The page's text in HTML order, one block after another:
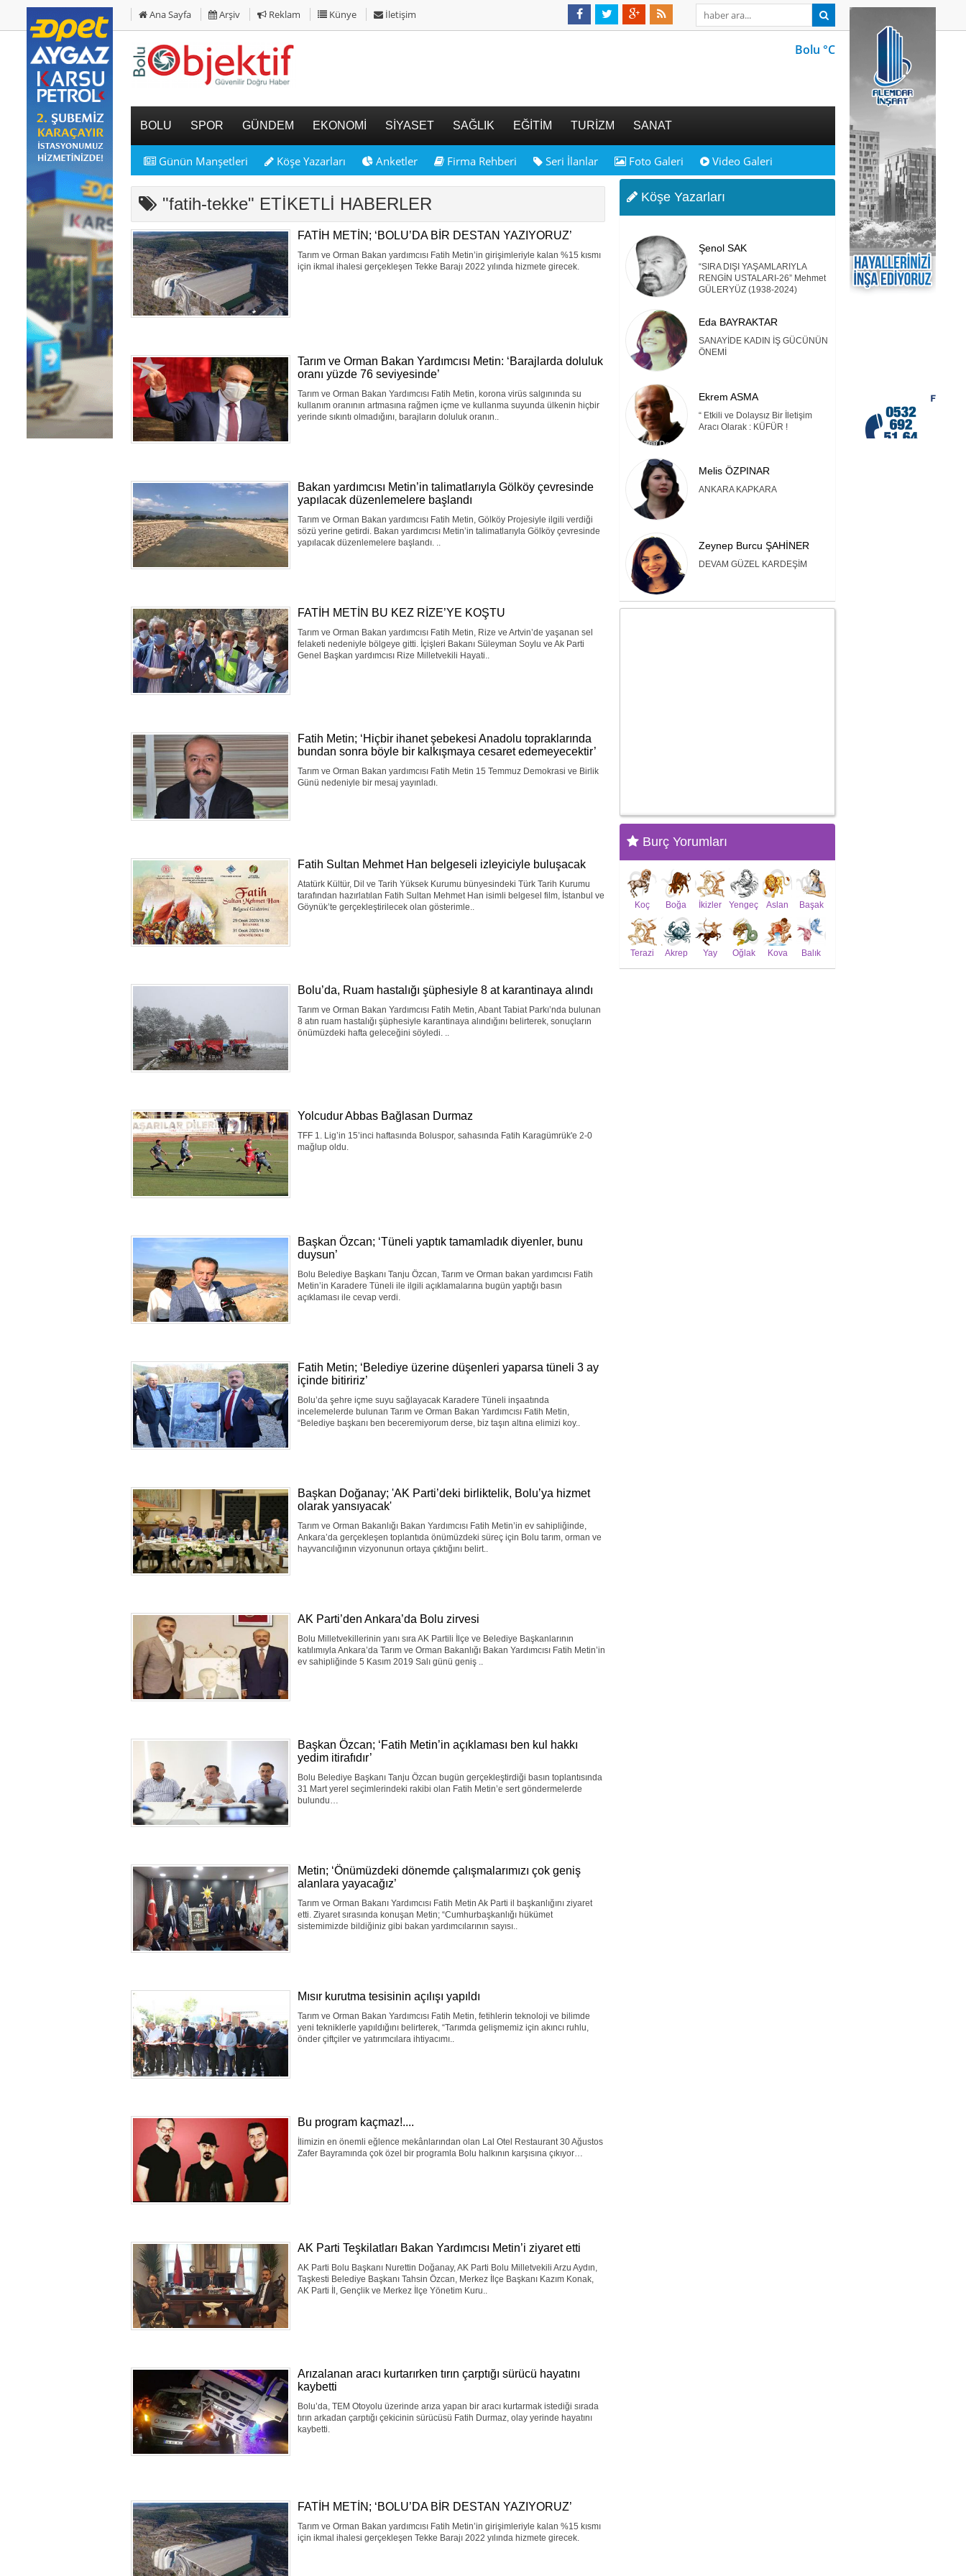
Ana Sayfa Arşiv Reklam Künye İletişim
Bolu °C
BOLU SPOR GÜNDEM EKONOMİ SİYASET SAĞLIK EĞİTİM TURİZM SANAT
Günün Manşetleri Köşe Yazarları Anketler Firma Rehberi Seri İlanlar Foto Galeri Video Galeri
"fatih-tekke" ETİKETLİ HABERLER
FATİH METİN; ‘BOLU’DA BİR DESTAN YAZIYORUZ’
Tarım ve Orman Bakan yardımcısı Fatih Metin’in girişimleriyle kalan %15 kısmı
için ikmal ihalesi gerçekleşen Tekke Barajı 2022 yılında hizmete girecek.
Tarım ve Orman Bakan Yardımcısı Metin: ‘Barajlarda doluluk
oranı yüzde 76 seviyesinde’
Tarım ve Orman Bakan Yardımcısı Fatih Metin, korona virüs salgınında su
kullanım oranının artmasına rağmen içme ve kullanma suyunda ülkenin hiçbir
yerinde sıkıntı olmadığını, barajların doluluk oranın..
Bakan yardımcısı Metin’in talimatlarıyla Gölköy çevresinde
yapılacak düzenlemelere başlandı
Tarım ve Orman Bakan yardımcısı Fatih Metin, Gölköy Projesiyle ilgili verdiği
sözü yerine getirdi. Bakan yardımcısı Metin’in talimatlarıyla Gölköy çevresinde
yapılacak düzenlemelere başlandı. ..
FATİH METİN BU KEZ RİZE’YE KOŞTU
Tarım ve Orman Bakan yardımcısı Fatih Metin, Rize ve Artvin’de yaşanan sel
felaketi nedeniyle bölgeye gitti. İçişleri Bakanı Süleyman Soylu ve Ak Parti
Genel Başkan yardımcısı Rize Milletvekili Hayati..
Fatih Metin; ‘Hiçbir ihanet şebekesi Anadolu topraklarında
bundan sonra böyle bir kalkışmaya cesaret edemeyecektir’
Tarım ve Orman Bakan yardımcısı Fatih Metin 15 Temmuz Demokrasi ve Birlik
Günü nedeniyle bir mesaj yayınladı.
Fatih Sultan Mehmet Han belgeseli izleyiciyle buluşacak
Atatürk Kültür, Dil ve Tarih Yüksek Kurumu bünyesindeki Türk Tarih Kurumu
tarafından hazırlatılan Fatih Sultan Mehmet Han isimli belgesel film, İstanbul ve
Göynük’te gerçekleştirilecek olan gösterimle..
Bolu’da, Ruam hastalığı şüphesiyle 8 at karantinaya alındı
Tarım ve Orman Bakan Yardımcısı Fatih Metin, Abant Tabiat Parkı’nda bulunan
8 atın ruam hastalığı şüphesiyle karantinaya alındığını belirterek, sonuçların
önümüzdeki hafta geleceğini söyledi. ..
Yolcudur Abbas Bağlasan Durmaz
TFF 1. Lig’in 15’inci haftasında Boluspor, sahasında Fatih Karagümrük'e 2-0
mağlup oldu.
Başkan Özcan; ‘Tüneli yaptık tamamladık diyenler, bunu
duysun’
Bolu Belediye Başkanı Tanju Özcan, Tarım ve Orman bakan yardımcısı Fatih
Metin’in Karadere Tüneli ile ilgili açıklamalarına bugün yaptığı basın
açıklaması ile cevap verdi.
Fatih Metin; ‘Belediye üzerine düşenleri yaparsa tüneli 3 ay
içinde bitiririz’
Bolu’da şehre içme suyu sağlayacak Karadere Tüneli inşaatında
incelemelerde bulunan Tarım ve Orman Bakan Yardımcısı Fatih Metin,
“Belediye başkanı ben beceremiyorum derse, biz taşın altına elimizi koy..
Başkan Doğanay; 'AK Parti’deki birliktelik, Bolu’ya hizmet
olarak yansıyacak'
Tarım ve Orman Bakanlığı Bakan Yardımcısı Fatih Metin’in ev sahipliğinde,
Ankara’da gerçekleşen toplantıda önümüzdeki süreç için Bolu tarım, orman ve
hayvancılığının vizyonunun ortaya çıktığını belirt..
AK Parti’den Ankara’da Bolu zirvesi
Bolu Milletvekillerinin yanı sıra AK Partili İlçe ve Belediye Başkanlarının
katılımıyla Ankara’da Tarım ve Orman Bakanlığı Bakan Yardımcısı Fatih Metin’in
ev sahipliğinde 5 Kasım 2019 Salı günü geniş ..
Başkan Özcan; ‘Fatih Metin’in açıklaması ben kul hakkı
yedim itirafıdır’
Bolu Belediye Başkanı Tanju Özcan bugün gerçekleştirdiği basın toplantısında
31 Mart yerel seçimlerindeki rakibi olan Fatih Metin’e sert göndermelerde
bulundu…
Metin; ‘Önümüzdeki dönemde çalışmalarımızı çok geniş
alanlara yayacağız’
Tarım ve Orman Bakanı Yardımcısı Fatih Metin Ak Parti il başkanlığını ziyaret
etti. Ziyaret sırasında konuşan Metin; “Cumhurbaşkanlığı hükümet
sistemimizde bildiğiniz gibi bakan yardımcılarının sayısı..
Mısır kurutma tesisinin açılışı yapıldı
Tarım ve Orman Bakan Yardımcısı Fatih Metin, fetihlerin teknoloji ve bilimde
yeni tekniklerle yapıldığını belirterek, “Tarımda gelişmemiz için akıncı ruhlu,
önder çiftçiler ve yatırımcılara ihtiyacımı..
Bu program kaçmaz!....
İlimizin en önemli eğlence mekânlarından olan Lal Otel Restaurant 30 Ağustos
Zafer Bayramında çok özel bir programla Bolu halkının karşısına çıkıyor…
AK Parti Teşkilatları Bakan Yardımcısı Metin’i ziyaret etti
AK Parti Bolu Başkanı Nurettin Doğanay, AK Parti Bolu Milletvekili Arzu Aydın,
Taşkesti Belediye Başkanı Tahsin Özcan, Merkez İlçe Başkanı Kazım Konak,
AK Parti İl, Gençlik ve Merkez İlçe Yönetim Kuru..
Arızalanan aracı kurtarırken tırın çarptığı sürücü hayatını
kaybetti
Bolu’da, TEM Otoyolu üzerinde arıza yapan bir aracı kurtarmak istediği sırada
tırın arkadan çarptığı çekicinin sürücüsü Fatih Durmaz, olay yerinde hayatını
kaybetti.
FATİH METİN; ‘BOLU’DA BİR DESTAN YAZIYORUZ’
Tarım ve Orman Bakan yardımcısı Fatih Metin’in girişimleriyle kalan %15 kısmı
için ikmal ihalesi gerçekleşen Tekke Barajı 2022 yılında hizmete girecek.
Köşe Yazarları
Şenol SAK
“SIRA DIŞI YAŞAMLARIYLA
RENGİN USTALARI-26” Mehmet
GÜLERYÜZ (1938-2024)
Eda BAYRAKTAR
SANAYİDE KADIN İŞ GÜCÜNÜN
ÖNEMİ
Ekrem ASMA
“ Etkili ve Dolaysız Bir İletişim
Aracı Olarak : KÜFÜR !
Melis ÖZPINAR
ANKARA KAPKARA
Zeynep Burcu ŞAHİNER
DEVAM GÜZEL KARDEŞİM
Burç Yorumları
Koç Boğa İkizler Yengeç Aslan Başak
Terazi Akrep Yay Oğlak Kova Balık